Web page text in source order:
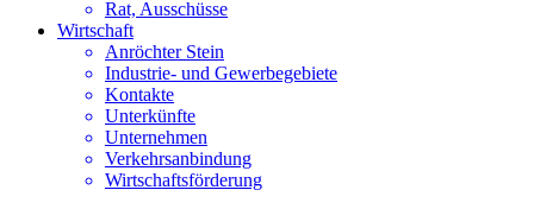
Rat, Ausschüsse
Wirtschaft
Anröchter Stein
Industrie- und Gewerbegebiete
Kontakte
Unterkünfte
Unternehmen
Verkehrsanbindung
Wirtschaftsförderung